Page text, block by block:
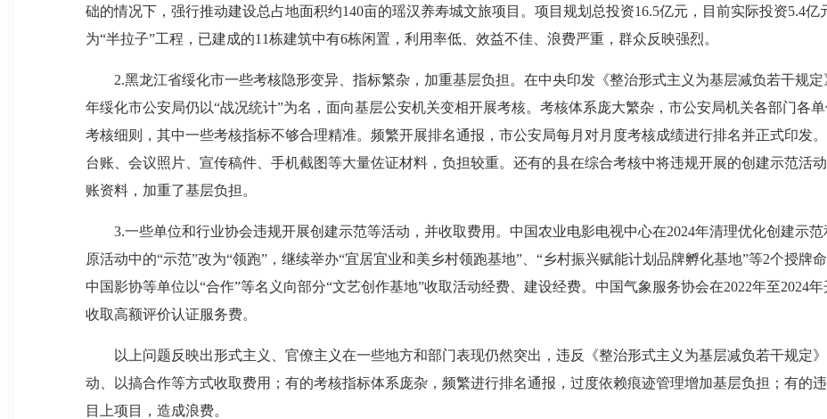
础的情况下，强行推动建设总占地面积约140亩的瑶汉养寿城文旅项目。项目规划总投资16.5亿元，目前实际投资5.4
为“半拉子”工程，已建成的11栋建筑中有6栋闲置，利用率低、效益不佳、浪费严重，群众反映强烈。
2.黑龙江省绥化市一些考核隐形变异、指标繁杂，加重基层负担。在中央印发《整治形式主义为基层减负若干规定
年绥化市公安局仍以“战况统计”为名，面向基层公安机关变相开展考核。考核体系庞大繁杂，市公安局机关各部门各
考核细则，其中一些考核指标不够合理精准。频繁开展排名通报，市公安局每月对月度考核成绩进行排名并正式印发
台账、会议照片、宣传稿件、手机截图等大量佐证材料，负担较重。还有的县在综合考核中将违规开展的创建示范活
账资料，加重了基层负担。
3.一些单位和行业协会违规开展创建示范等活动，并收取费用。中国农业电影电视中心在2024年清理优化创建示
原活动中的“示范”改为“领跑”，继续举办“宜居宜业和美乡村领跑基地”、“乡村振兴赋能计划品牌孵化基地”等2个授牌
中国影协等单位以“合作”等名义向部分“文艺创作基地”收取活动经费、建设经费。中国气象服务协会在2022年至2024
收取高额评价认证服务费。
以上问题反映出形式主义、官僚主义在一些地方和部门表现仍然突出，违反《整治形式主义为基层减负若干规定
动、以搞合作等方式收取费用；有的考核指标体系庞杂，频繁进行排名通报，过度依赖痕迹管理增加基层负担；有的
目上项目，造成浪费。